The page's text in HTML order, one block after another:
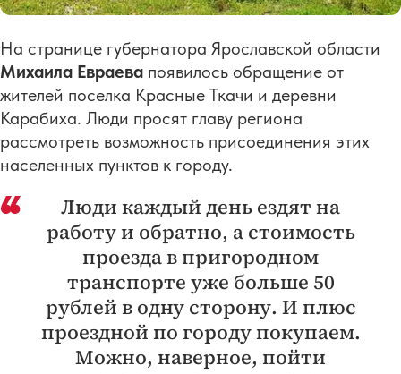
На странице губернатора Ярославской области
Михаила Евраева появилось обращение от
жителей поселка Красные Ткачи и деревни
Карабиха. Люди просят главу региона
рассмотреть возможность присоединения этих
населенных пунктов к городу.
Люди каждый день ездят на
работу и обратно, а стоимость
проезда в пригородном
транспорте уже больше 50
рублей в одну сторону. И плюс
проездной по городу покупаем.
Можно, наверное, пойти